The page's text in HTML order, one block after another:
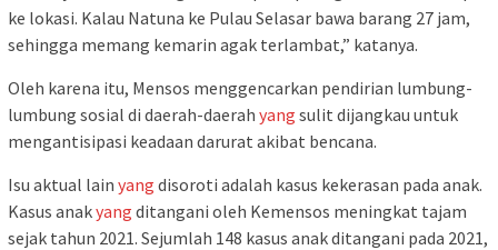
ke lokasi. Kalau Natuna ke Pulau Selasar bawa barang 27 jam,
sehingga memang kemarin agak terlambat,” katanya.
Oleh karena itu, Mensos menggencarkan pendirian lumbung-
lumbung sosial di daerah-daerah yang sulit dijangkau untuk
mengantisipasi keadaan darurat akibat bencana.
Isu aktual lain yang disoroti adalah kasus kekerasan pada anak.
Kasus anakyang ditangani oleh Kemensos meningkat tajam
sejak tahun 2021. Sejumlah 148 kasus anak ditangani pada 2021,